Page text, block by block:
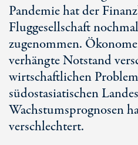
Pandemie hat der
Fluggesellschaft
zugenommen.
verhängte Notstand
wirtschaftlichen
südostasiatischen
Wachstumsprognosen
verschlechtert.